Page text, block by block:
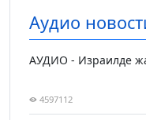
Аудио
АУДИО - Израилде
4597112